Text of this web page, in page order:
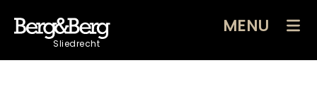
Sliedrecht
MENU